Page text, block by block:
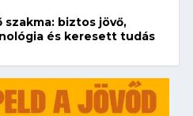
szakma: biztos jövő,
és keresett tudás